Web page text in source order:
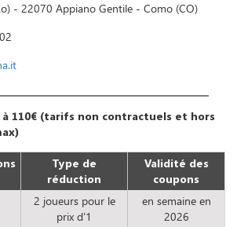
- 22070 Appiano Gentile - Como (CO)
110€ (tarifs non contractuels et hors
Type de
réduction
Validité des
coupons
2 joueurs pour le
prix d'1
en semaine en
2026